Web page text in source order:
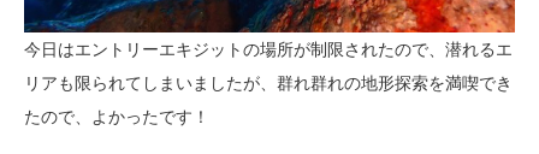
今日はエントリーエキジットの場所が制限されたので、潜れるエ
リアも限られてしまいましたが、群れ群れの地形探索を満喫でき
たので、よかったです！